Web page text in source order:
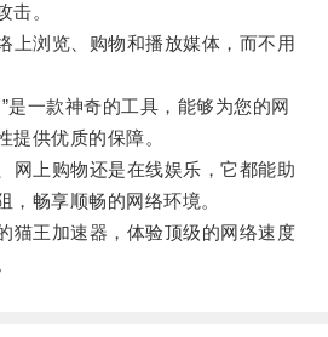
击。
浏览、购物和播放媒体，而不用
一款神奇的工具，能够为您的网
提供优质的保障。
上购物还是在线娱乐，它都能助
，畅享顺畅的网络环境。
王加速器，体验顶级的网络速度